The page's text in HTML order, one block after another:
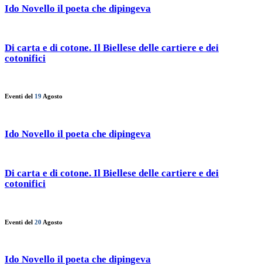
Ido Novello il poeta che dipingeva
Di carta e di cotone. Il Biellese delle cartiere e dei
cotonifici
Eventi del 19 Agosto
Ido Novello il poeta che dipingeva
Di carta e di cotone. Il Biellese delle cartiere e dei
cotonifici
Eventi del 20 Agosto
Ido Novello il poeta che dipingeva